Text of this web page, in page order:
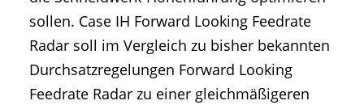
sollen. Case IH Forward Looking Feedrate
Radar soll im Vergleich zu bisher bekannten
Durchsatzregelungen Forward Looking
Feedrate Radar zu einer gleichmäßigeren